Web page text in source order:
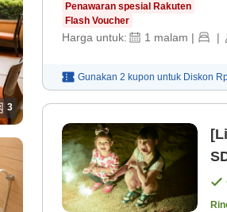
3
Penawaran spesial Rakuten
Flash Voucher
Harga untuk: 1 malam | |
Gunakan 2 kupon untuk Diskon